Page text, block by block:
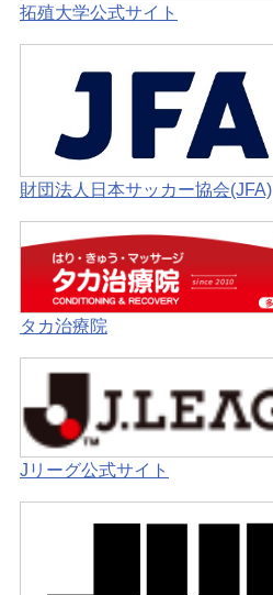
拓殖大学公式サイト
財団法人日本サッカー協会(JFA)
タカ治療院
Jリーグ公式サイト